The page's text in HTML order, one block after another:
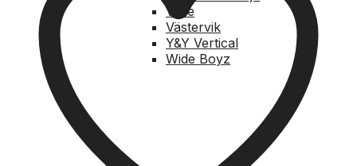
Voile
Västervik
Y&Y Vertical
Wide Boyz